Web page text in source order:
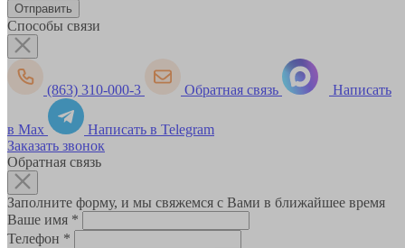
Способы связи
(863) 310-000-3 Обратная связь Написать
в Max
Написать в Telegram
Заказать звонок
Обратная связь
Заполните форму, и мы свяжемся с Вами в ближайшее время
Ваше имя *
Телефон *